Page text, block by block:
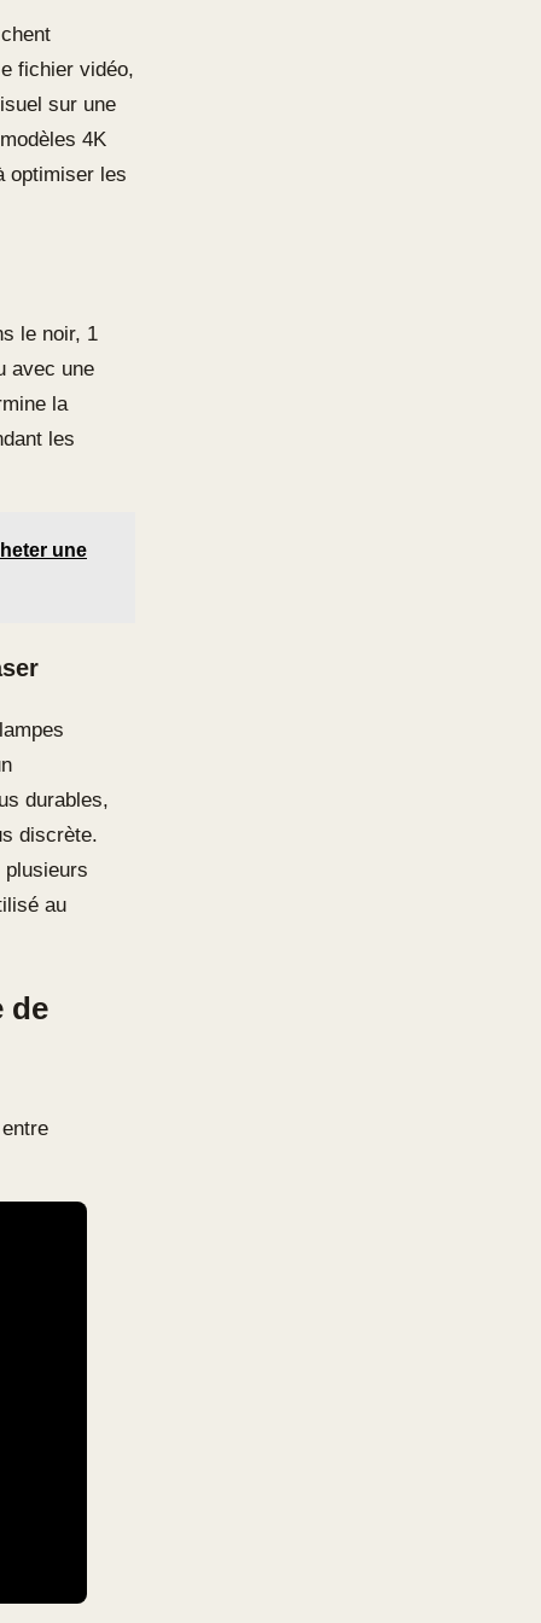
fichier vidéo,
sur une
4K
optimiser les
le noir, 1
avec une
la
les
une
durables,
discrète.
plusieurs
au
de